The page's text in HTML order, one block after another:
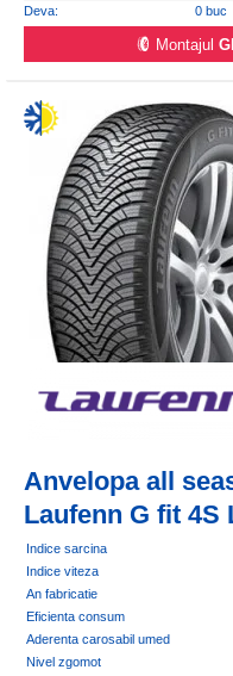
Deva:
0 buc
Montajul
Anvelopa all
Laufenn G fit 4S
Indice sarcina
Indice viteza
An fabricatie
Eficienta consum
Aderenta carosabil umed
Nivel zgomot